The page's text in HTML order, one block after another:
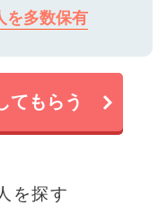
を多数保有
てもらう
を探す